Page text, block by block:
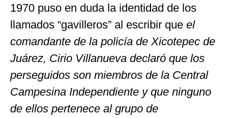
1970 puso en duda la identidad de los
llamados “gavilleros” al escribir que el
comandante de la policía de Xicotepec de
Juárez, Cirio Villanueva declaró que los
perseguidos son miembros de la Central
Campesina Independiente y que ninguno
de ellos pertenece al grupo de